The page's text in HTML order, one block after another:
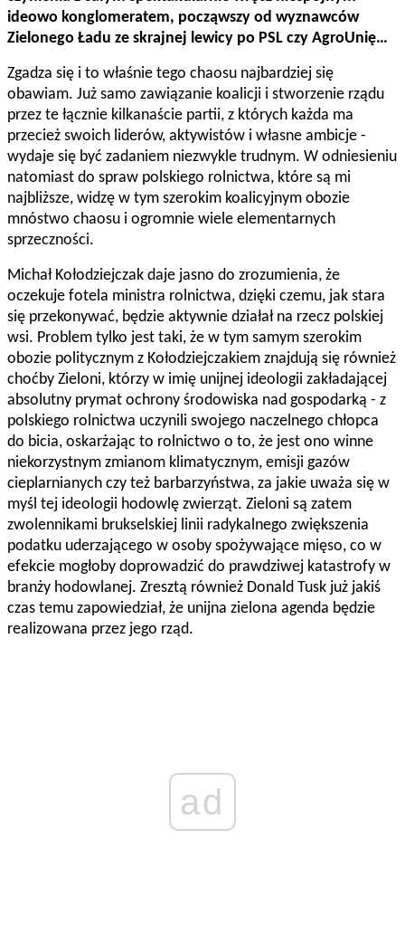
ideowo konglomeratem, począwszy od wyznawców
Zielonego Ładu ze skrajnej lewicy po PSL czy AgroUnię…
Zgadza się i to właśnie tego chaosu najbardziej się
obawiam. Już samo zawiązanie koalicji i stworzenie rządu
przez te łącznie kilkanaście partii, z których każda ma
przecież swoich liderów, aktywistów i własne ambicje -
wydaje się być zadaniem niezwykle trudnym. W odniesieniu
natomiast do spraw polskiego rolnictwa, które są mi
najbliższe, widzę w tym szerokim koalicyjnym obozie
mnóstwo chaosu i ogromnie wiele elementarnych
sprzeczności.
Michał Kołodziejczak daje jasno do zrozumienia, że
oczekuje fotela ministra rolnictwa, dzięki czemu, jak stara
się przekonywać, będzie aktywnie działał na rzecz polskiej
wsi. Problem tylko jest taki, że w tym samym szerokim
obozie politycznym z Kołodziejczakiem znajdują się również
choćby Zieloni, którzy w imię unijnej ideologii zakładającej
absolutny prymat ochrony środowiska nad gospodarką - z
polskiego rolnictwa uczynili swojego naczelnego chłopca
do bicia, oskarżając to rolnictwo o to, że jest ono winne
niekorzystnym zmianom klimatycznym, emisji gazów
cieplarnianych czy też barbarzyństwa, za jakie uważa się w
myśl tej ideologii hodowlę zwierząt. Zieloni są zatem
zwolennikami brukselskiej linii radykalnego zwiększenia
podatku uderzającego w osoby spożywające mięso, co w
efekcie mogłoby doprowadzić do prawdziwej katastrofy w
branży hodowlanej. Zresztą również Donald Tusk już jakiś
czas temu zapowiedział, że unijna zielona agenda będzie
realizowana przez jego rząd.
ad